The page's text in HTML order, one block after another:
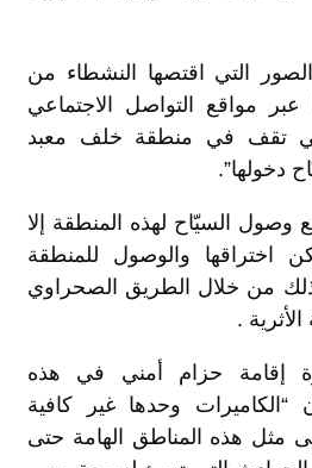
التي اقتصها النشطاء من
عبر مواقع التواصل الاجتماعي
تقف في منطقة خلف معبد
دخولها”.
وصول السيّاح لهذه المنطقة إلا
اختراقها والوصول للمنطقة
ذلك من خلال الطريق الصحراوي
.
إقامة حزام أمني في هذه
“الكاميرات وحدها غير كافية
مثل هذه المناطق الهامة حتى